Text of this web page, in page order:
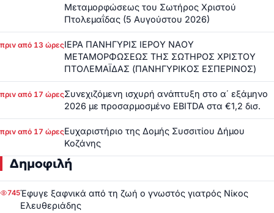
Μεταμορφώσεως του Σωτήρος Χριστού
Πτολεμαΐδας (5 Αυγούστου 2026)
πριν από 13 ώρεςΙΕΡΑ ΠΑΝΗΓΥΡΙΣ ΙΕΡΟΥ ΝΑΟΥ
ΜΕΤΑΜΟΡΦΩΣΕΩΣ ΤΗΣ ΣΩΤΗΡΟΣ ΧΡΙΣΤΟΥ
ΠΤΟΛΕΜΑΪΔΑΣ (ΠΑΝΗΓΥΡΙΚΟΣ ΕΣΠΕΡΙΝΟΣ)
πριν από 17 ώρεςΣυνεχιζόμενη ισχυρή ανάπτυξη στο α΄ εξάμηνο
2026 με προσαρμοσμένο EBITDA στα €1,2 δισ.
πριν από 17 ώρεςΕυχαριστήριο της Δομής Συσσιτίου Δήμου
Κοζάνης
Δημοφιλή
745Έφυγε ξαφνικά από τη ζωή ο γνωστός γιατρός Νίκος
Ελευθεριάδης